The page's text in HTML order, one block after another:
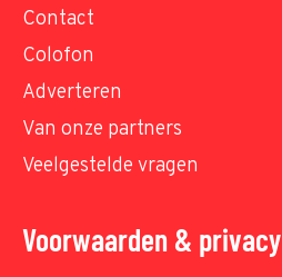
Contact
Colofon
Adverteren
Van onze partners
Veelgestelde vragen
Voorwaarden & privacy